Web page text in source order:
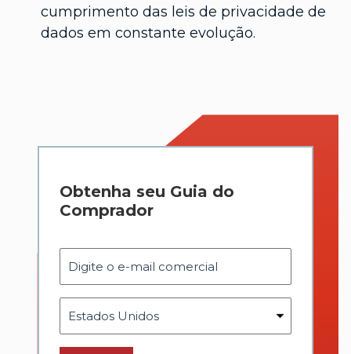
cumprimento das leis de privacidade de
dados em constante evolução.
Obtenha seu Guia do
Comprador